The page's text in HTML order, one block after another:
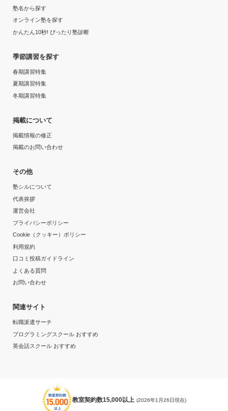
塾名から探す
オンライン塾を探す
かんたん10秒! ぴったり塾診断
季節講習を探す
春期講習特集
夏期講習特集
冬期講習特集
掲載について
掲載情報の修正
掲載のお問い合わせ
その他
塾シルについて
代表挨拶
運営会社
プライバシーポリシー
Cookie（クッキー）ポリシー
利用規約
口コミ投稿ガイドライン
よくある質問
お問い合わせ
関連サイト
転職派遣サーチ
プログラミングスクール おすすめ
英会話スクール おすすめ
教室契約数15,000以上 (2026年1月26日現在)